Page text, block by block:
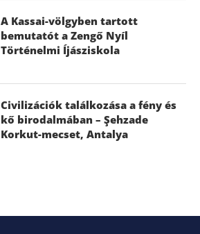
A Kassai-völgyben tartott
bemutatót a Zengő Nyíl
Történelmi Íjásziskola
Civilizációk találkozása a fény és
kő birodalmában – Şehzade
Korkut-mecset, Antalya